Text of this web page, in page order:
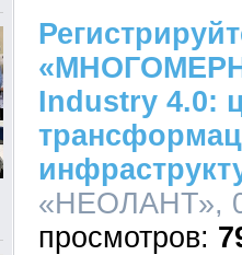
Industry 4.0:
«НЕОЛАНТ»,